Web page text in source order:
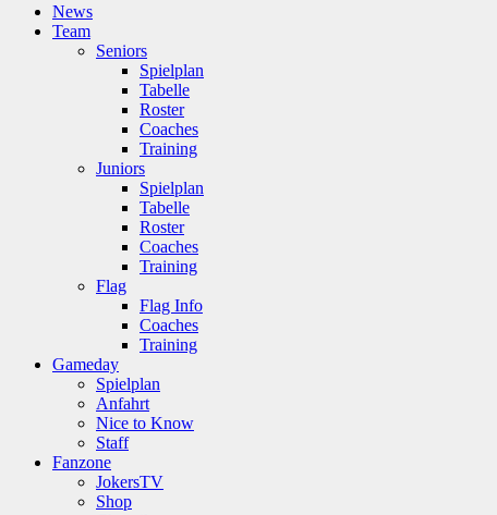
News
Team
Seniors
Spielplan
Tabelle
Roster
Coaches
Training
Juniors
Spielplan
Tabelle
Roster
Coaches
Training
Flag
Flag Info
Coaches
Training
Gameday
Spielplan
Anfahrt
Nice to Know
Staff
Fanzone
JokersTV
Shop